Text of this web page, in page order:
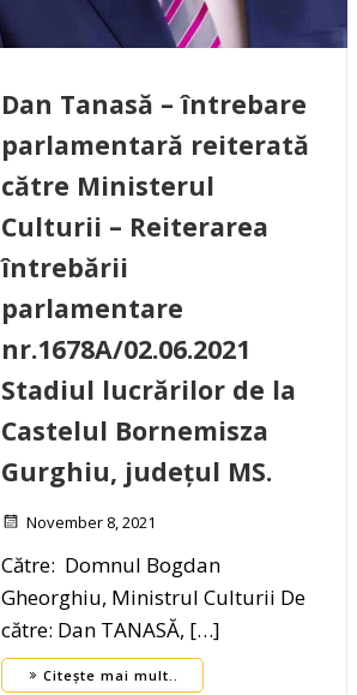
Dan Tanasă – întrebare
parlamentară reiterată
către Ministerul
Culturii – Reiterarea
întrebării
parlamentare
nr.1678A/02.06.2021
Stadiul lucrărilor de la
Castelul Bornemisza
Gurghiu, județul MS.
November 8, 2021
Către: Domnul Bogdan
Gheorghiu, Ministrul Culturii De
către: Dan TANASĂ, […]
Citește mai mult..